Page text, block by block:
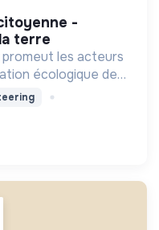
terre
les acteurs
écologique de
la diffusion du